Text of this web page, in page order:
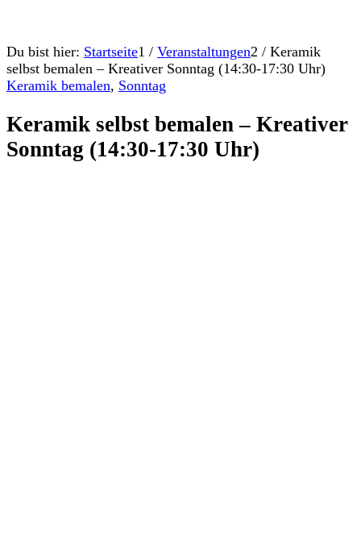
Du bist hier: Startseite1 / Veranstaltungen2 / Keramik
selbst bemalen – Kreativer Sonntag (14:30-17:30 Uhr)
Keramik bemalen, Sonntag
Keramik selbst bemalen – Kreativer
Sonntag (14:30-17:30 Uhr)